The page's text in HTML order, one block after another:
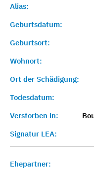
Alias:
Geburtsdatum:
Geburtsort:
Wohnort:
Ort der Schädigung:
Todesdatum:
Verstorben in:
Signatur LEA:
Ehepartner: